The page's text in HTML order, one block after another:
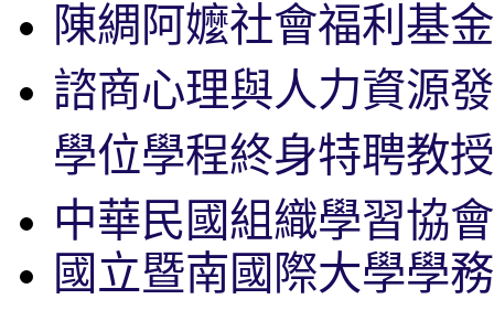
陳綢阿嬤社會福利基
諮商心理與人力資源
學位學程終身特聘教授
中華民國組織學習協
國立暨南國際大學學